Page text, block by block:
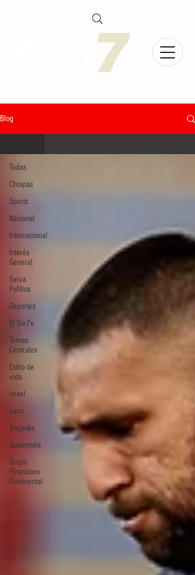
Blog
Todas
Chiapas
Sports
Nacional
Internacional
Interés
General
Selva
Política
Deportes
El Sie7e
Temas
Centrales
Estilo de
vida
Israel
bano
Tragedia
Guatemala
Grupo
Financiero
Continental